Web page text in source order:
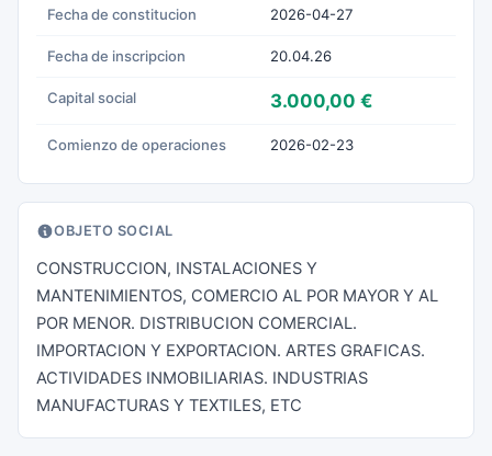
Fecha de constitucion 2026-04-27
Fecha de inscripcion 20.04.26
Capital social 3.000,00 €
Comienzo de operaciones 2026-02-23
OBJETO SOCIAL
CONSTRUCCION, INSTALACIONES Y
MANTENIMIENTOS, COMERCIO AL POR MAYOR Y AL
POR MENOR. DISTRIBUCION COMERCIAL.
IMPORTACION Y EXPORTACION. ARTES GRAFICAS.
ACTIVIDADES INMOBILIARIAS. INDUSTRIAS
MANUFACTURAS Y TEXTILES, ETC